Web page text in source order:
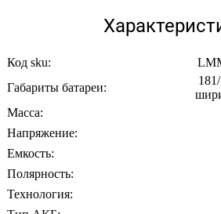
Код sku:
Габариты батареи:
Масса:
Напряжение:
Емкость:
Полярность:
Технология: